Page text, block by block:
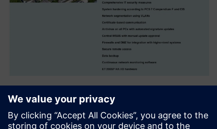
Migration ABB DCS to
SIMATIC PCS7